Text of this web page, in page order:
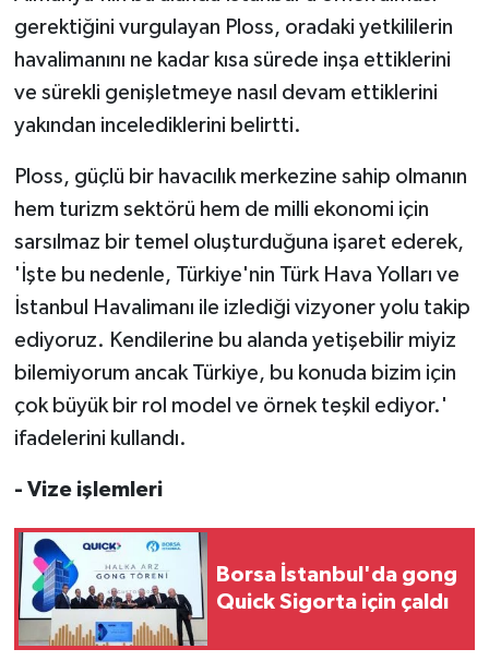
gerektiğini vurgulayan Ploss, oradaki yetkililerin
havalimanını ne kadar kısa sürede inşa ettiklerini
ve sürekli genişletmeye nasıl devam ettiklerini
yakından incelediklerini belirtti.
Ploss, güçlü bir havacılık merkezine sahip olmanın
hem turizm sektörü hem de milli ekonomi için
sarsılmaz bir temel oluşturduğuna işaret ederek,
'İşte bu nedenle, Türkiye'nin Türk Hava Yolları ve
İstanbul Havalimanı ile izlediği vizyoner yolu takip
ediyoruz. Kendilerine bu alanda yetişebilir miyiz
bilemiyorum ancak Türkiye, bu konuda bizim için
çok büyük bir rol model ve örnek teşkil ediyor.'
ifadelerini kullandı.
- Vize işlemleri
Borsa İstanbul'da gong
Quick Sigorta için çaldı